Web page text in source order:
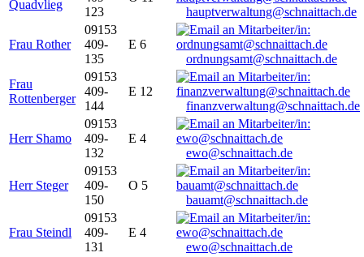
Quadvlieg
123
hauptverwaltung@schnaittach.de
Frau Rother
09153
409-
135
E 6
ordnungsamt@schnaittach.de
Frau
Rottenberger
09153
409-
144
E 12
finanzverwaltung@schnaittach.de
Herr Shamo
09153
409-
132
E 4
ewo@schnaittach.de
Herr Steger
09153
409-
150
O 5
bauamt@schnaittach.de
Frau Steindl
09153
409-
131
E 4
ewo@schnaittach.de